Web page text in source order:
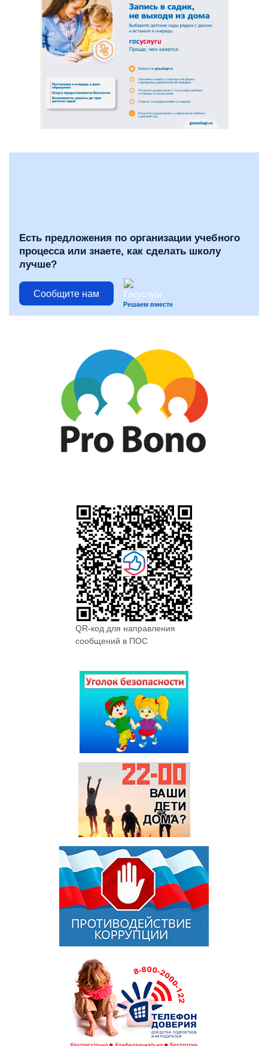
Есть предложения по организации учебного
процесса или знаете, как сделать школу
лучше?
Сообщите нам
Решаем вместе
QR-код для направления
сообщений в ПОС